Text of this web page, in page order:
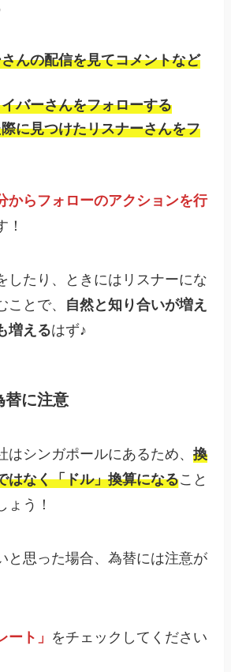
んの配信を見てコメントなど
バーさんをフォローする
に見つけたリスナーさんをフ
からフォローのアクションを行
！
したり、ときにはリスナーにな
ことで、 自然と知り合いが増え
増えるはず♪
替に注意
はシンガポールにあるため、換
はなく「ドル」換算になること
ょう！
と思った場合、為替には注意が
ート」 をチェックしてください